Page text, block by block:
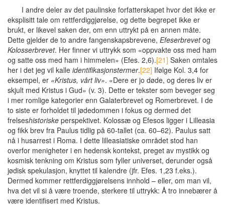
I andre deler av det paulinske forfatterskapet hvor det ikke er
eksplisitt tale om rettferdiggjørelse, og dette begrepet ikke er
brukt, er likevel saken der, om enn uttrykt på en annen måte.
Dette gjelder de to andre fangenskapsbrevene, Efeserbrevetog
Kolosserbrevet. Her finner vi uttrykk som «oppvakte oss med ham
og satte oss med ham i himmelen» (Efes. 2,6).[21] Saken omtales
her i det jeg vil kalle identifikasjonstermer.[22] Ifølge Kol. 3,4 for
eksempel, er «Kristus, vårt liv». «Dere er jo døde, og deres liv er
skjult med Kristus i Gud» (v. 3). Dette er tekster som beveger seg
i mer romlige kategorier enn Galaterbrevet og Romerbrevet. I de
to siste er forholdet til jødedommen i fokus og dermed det
frelseshistoriske perspektivet. Kolossæ og Efesos ligger i Lilleasia
og fikk brev fra Paulus tidlig på 60-tallet (ca. 60–62). Paulus satt
nå i husarrest i Roma. I dette lilleasiatiske området stod han
overfor menigheter i en hedensk kontekst, preget av mystikk og
kosmisk tenkning om Kristus som fyller universet, derunder også
jødisk spekulasjon, knyttet til kalendre (jfr. Efes. 1,23 f.eks.).
Dermed kommer rettferdiggjørelsens innhold – eller, om man vil,
hva det vil si å være troende, sterkere til uttrykk: Å tro innebærer å
være identifisert med Kristus.